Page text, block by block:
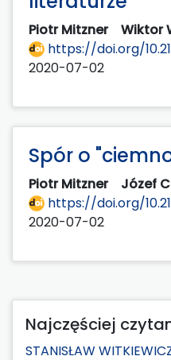
Piotr Mitzner Wiktor
https://doi.org/
2020-07-02
Spór o
Piotr Mitzner Józef
https://doi.org/
2020-07-02
Najczęściej
STANISŁAW